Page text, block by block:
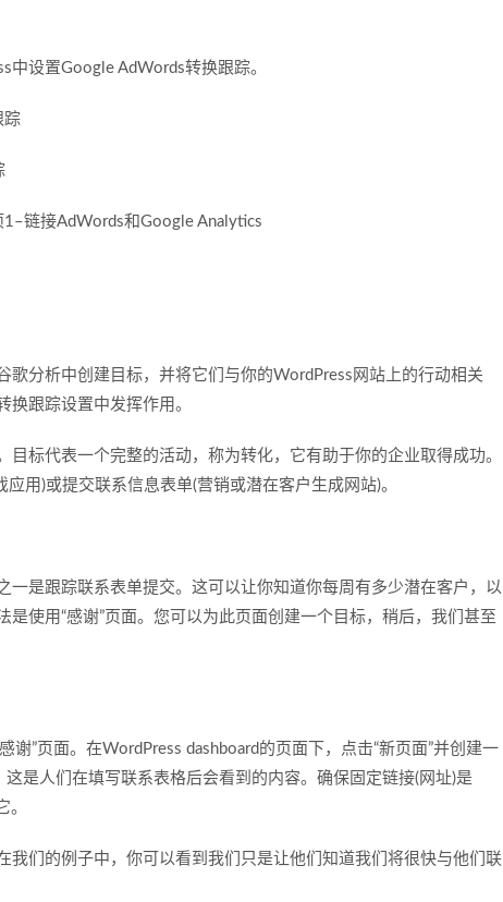
中设置Google AdWords转换跟踪。
踪
链接AdWords和Google Analytics
歌分析中创建目标，并将它们与你的WordPress网站上的行动相关
跟踪设置中发挥作用。
标代表一个完整的活动，称为转化，它有助于你的企业取得成功。
用)或提交联系信息表单(营销或潜在客户生成网站)。
一是跟踪联系表单提交。这可以让你知道你每周有多少潜在客户，以
使用“感谢”页面。您可以为此页面创建一个目标，稍后，我们甚至
”页面。在WordPress dashboard的页面下，点击“新页面”并创建一
是人们在填写联系表格后会看到的内容。确保固定链接(网址)是
。
我们的例子中，你可以看到我们只是让他们知道我们将很快与他们联